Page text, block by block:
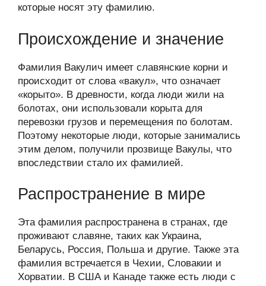
которые носят эту фамилию.
Происхождение и значение
Фамилия Вакулич имеет славянские корни и
происходит от слова «вакул», что означает
«корыто». В древности, когда люди жили на
болотах, они использовали корыта для
перевозки грузов и перемещения по болотам.
Поэтому некоторые люди, которые занимались
этим делом, получили прозвище Вакулы, что
впоследствии стало их фамилией.
Распространение в мире
Эта фамилия распространена в странах, где
проживают славяне, таких как Украина,
Беларусь, Россия, Польша и другие. Также эта
фамилия встречается в Чехии, Словакии и
Хорватии. В США и Канаде также есть люди с